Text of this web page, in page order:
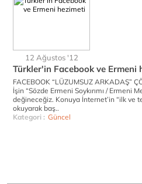
12 Ağustos '12
Türkler'in Facebook ve Ermeni
FACEBOOK “LÜZUMSUZ ARKADAŞ”
İşin “Sözde Ermeni Soykırımı / Ermeni
değineceğiz. Konuya İnternet’in “ilk ve
okuyarak baş..
Kategori : Güncel